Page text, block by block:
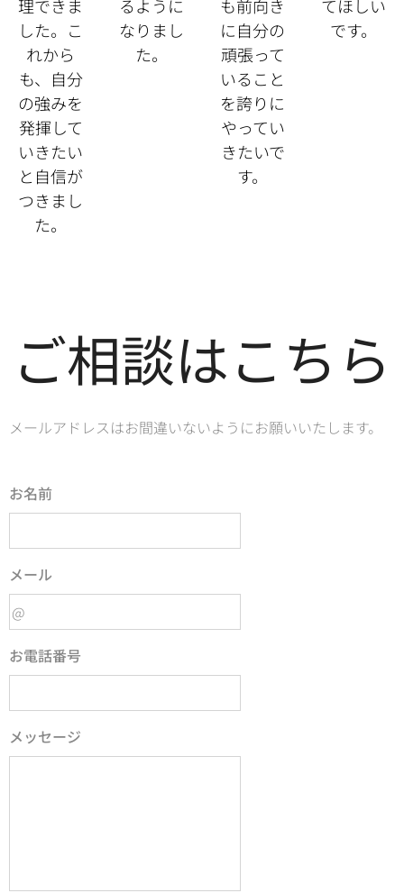
理できま
した。こ
れから
も、自分
の強みを
発揮して
いきたい
と自信が
つきまし
た。
るように
なりまし
た。
も前向き
に自分の
頑張って
いること
を誇りに
やってい
きたいで
す。
てほしい
です。
ご相談はこちら
メールアドレスはお間違いないようにお願いいたします。
お名前
メール
お電話番号
メッセージ